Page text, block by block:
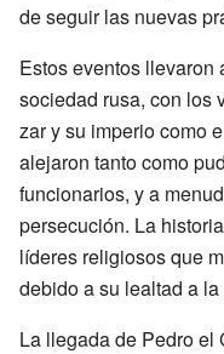
de seguir las nuevas
Estos eventos
sociedad rusa, con los
zar y su imperio como
alejaron tanto como
funcionarios, y a
persecución. La
líderes religiosos que
debido a su lealtad a
La llegada de Pedro el